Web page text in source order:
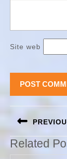
Site web
de
l’article
Previous
Related